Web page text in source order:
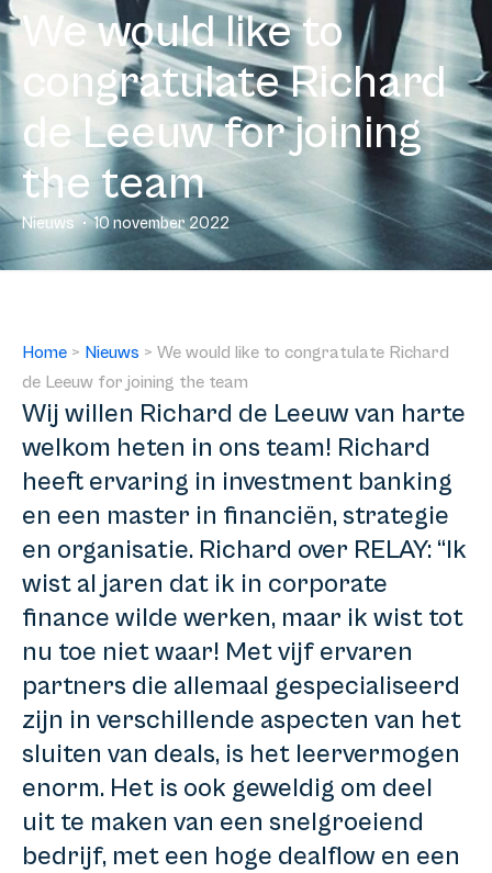
We would like to
congratulate Richard
de Leeuw for joining
the team
Nieuws 10 november 2022
Home > Nieuws > We would like to congratulate Richard
de Leeuw for joining the team
Wij willen Richard de Leeuw van harte
welkom heten in ons team! Richard
heeft ervaring in investment banking
en een master in financiën, strategie
en organisatie. Richard over RELAY: “Ik
wist al jaren dat ik in corporate
finance wilde werken, maar ik wist tot
nu toe niet waar! Met vijf ervaren
partners die allemaal gespecialiseerd
zijn in verschillende aspecten van het
sluiten van deals, is het leervermogen
enorm. Het is ook geweldig om deel
uit te maken van een snelgroeiend
bedrijf, met een hoge dealflow en een